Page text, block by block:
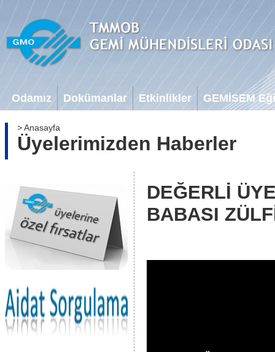
Odamız Dokümanlar Etkinlikler GEMİSEM
> Anasayfa
Üyelerimizden Haberler
DEĞERLİ
BABASI